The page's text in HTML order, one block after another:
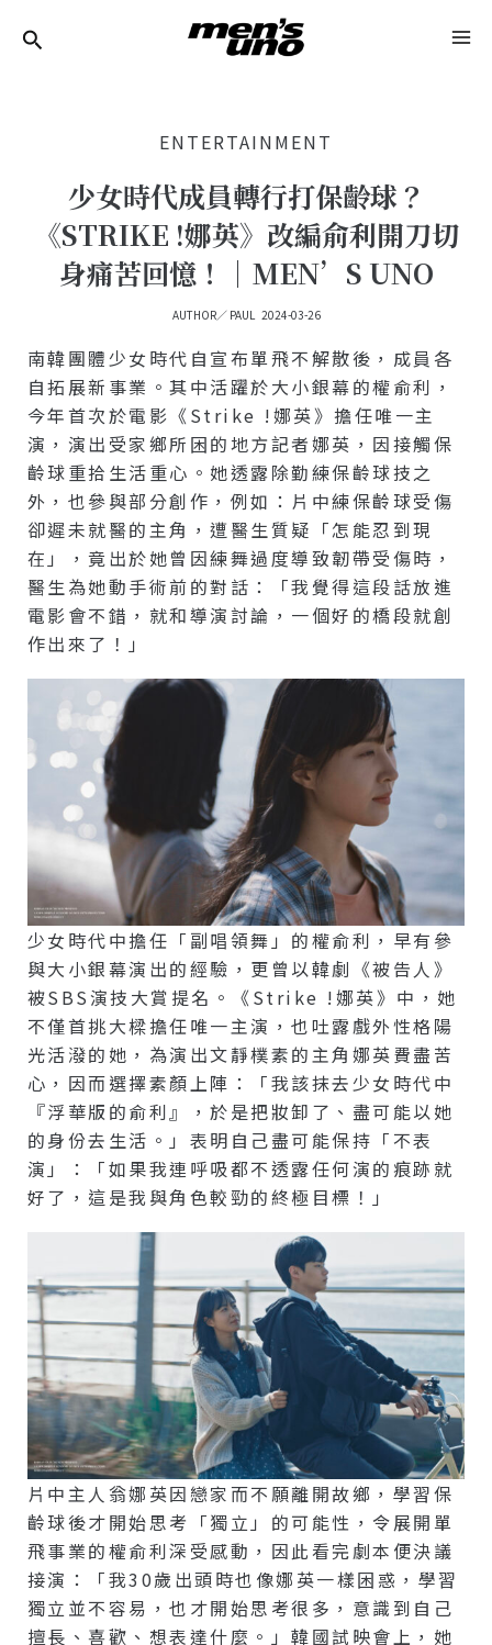
ENTERTAINMENT
少女時代成員轉行打保齡球？
《STRIKE !娜英》改編俞利開刀切
身痛苦回憶！｜MEN’S UNO
AUTHOR／ PAUL 2024-03-26
南韓團體少女時代自宣布單飛不解散後，成員各
自拓展新事業。其中活躍於大小銀幕的權俞利，
今年首次於電影《Strike !娜英》擔任唯一主
演，演出受家鄉所困的地方記者娜英，因接觸保
齡球重拾生活重心。她透露除勤練保齡球技之
外，也參與部分創作，例如：片中練保齡球受傷
卻遲未就醫的主角，遭醫生質疑「怎能忍到現
在」，竟出於她曾因練舞過度導致韌帶受傷時，
醫生為她動手術前的對話：「我覺得這段話放進
電影會不錯，就和導演討論，一個好的橋段就創
作出來了！」
少女時代中擔任「副唱領舞」的權俞利，早有參
與大小銀幕演出的經驗，更曾以韓劇《被告人》
被SBS演技大賞提名。《Strike !娜英》中，她
不僅首挑大樑擔任唯一主演，也吐露戲外性格陽
光活潑的她，為演出文靜樸素的主角娜英費盡苦
心，因而選擇素顏上陣：「我該抹去少女時代中
『浮華版的俞利』，於是把妝卸了、盡可能以她
的身份去生活。」表明自己盡可能保持「不表
演」：「如果我連呼吸都不透露任何演的痕跡就
好了，這是我與角色較勁的終極目標！」
片中主人翁娜英因戀家而不願離開故鄉，學習保
齡球後才開始思考「獨立」的可能性，令展開單
飛事業的權俞利深受感動，因此看完劇本便決議
接演：「我30歲出頭時也像娜英一樣困惑，學習
獨立並不容易，也才開始思考很多，意識到自己
擅長、喜歡、想表達什麼。」韓國試映會上，她
Navigation